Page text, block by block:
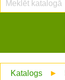
Katalogs ►